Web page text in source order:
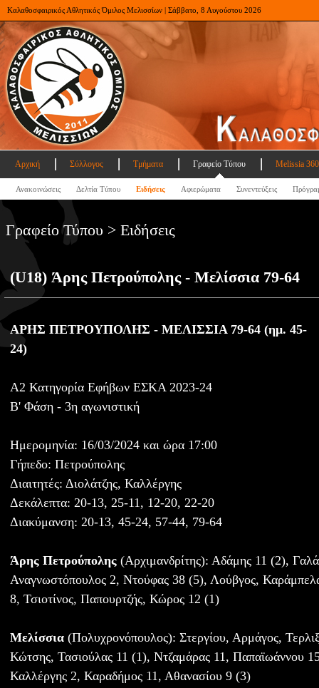
Καλαθοσφαιρικός Αθλητικός Όμιλος Μελισσίων | Σάββατο, 8 Αυγούστου 2026
Αρχική Σύλλογος Τμήματα Γραφείο Τύπου Melissia
Ανακοινώσεις Δελτία Τύπου Ειδήσεις Αφιερώματα Συνεντεύξεις
Γραφείο Τύπου > Ειδήσεις
(U18) Άρης Πετρούπολης - Μελίσσια 79-64
ΑΡΗΣ ΠΕΤΡΟΥΠΟΛΗΣ - ΜΕΛΙΣΣΙΑ 79-64 (ημ. 45-
24)
Α2 Κατηγορία Εφήβων ΕΣΚΑ 2023-24
Β' Φάση - 3η αγωνιστική
Ημερομηνία: 16/03/2024 και ώρα 17:00
Γήπεδο: Πετρούπολης
Διαιτητές: Διολάτζης, Καλλέργης
Δεκάλεπτα: 20-13, 25-11, 12-20, 22-20
Διακύμανση: 20-13, 45-24, 57-44, 79-64
Άρης Πετρούπολης (Αρχιμανδρίτης): Αδάμης 11 (2),
Αναγνωστόπουλος 2, Ντούφας 38 (5), Λούβγος,
8, Τσιοτίνος, Παπουρτζής, Κώρος 12 (1)
Μελίσσια (Πολυχρονόπουλος): Στεργίου, Αρμάγος,
Κώτσης, Τασιούλας 11 (1), Ντζαμάρας 11, Παπαϊωάννου
Καλλέργης 2, Καραδήμος 11, Αθανασίου 9 (3)